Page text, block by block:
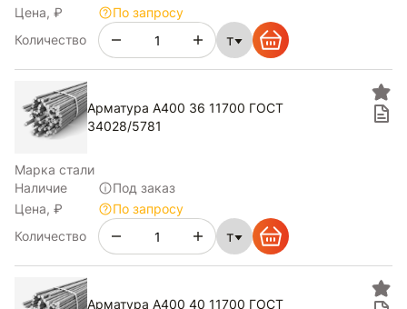
Цена, ₽
По запросу
Количество
т
Арматура А400 36 11700 ГОСТ
34028/5781
Марка стали
Наличие
Под заказ
Цена, ₽
По запросу
Количество
т
Арматура А400 40 11700 ГОСТ